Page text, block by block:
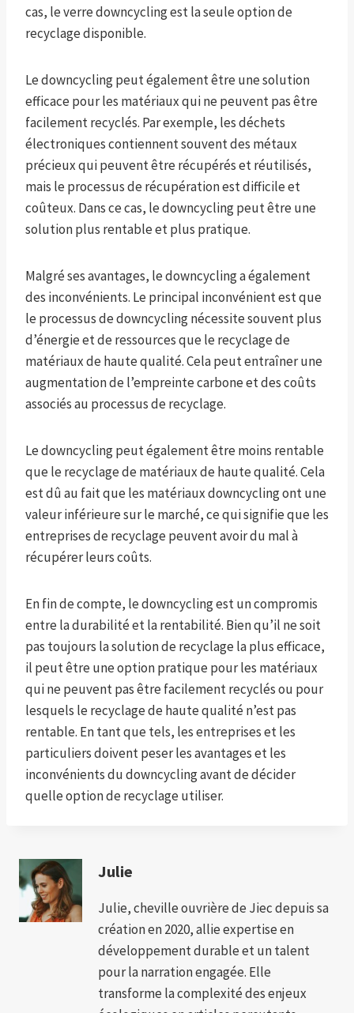
cas, le verre downcycling est la seule option de
recyclage disponible.
Le downcycling peut également être une solution
efficace pour les matériaux qui ne peuvent pas être
facilement recyclés. Par exemple, les déchets
électroniques contiennent souvent des métaux
précieux qui peuvent être récupérés et réutilisés,
mais le processus de récupération est difficile et
coûteux. Dans ce cas, le downcycling peut être une
solution plus rentable et plus pratique.
Malgré ses avantages, le downcycling a également
des inconvénients. Le principal inconvénient est que
le processus de downcycling nécessite souvent plus
d’énergie et de ressources que le recyclage de
matériaux de haute qualité. Cela peut entraîner une
augmentation de l’empreinte carbone et des coûts
associés au processus de recyclage.
Le downcycling peut également être moins rentable
que le recyclage de matériaux de haute qualité. Cela
est dû au fait que les matériaux downcycling ont une
valeur inférieure sur le marché, ce qui signifie que les
entreprises de recyclage peuvent avoir du mal à
récupérer leurs coûts.
En fin de compte, le downcycling est un compromis
entre la durabilité et la rentabilité. Bien qu’il ne soit
pas toujours la solution de recyclage la plus efficace,
il peut être une option pratique pour les matériaux
qui ne peuvent pas être facilement recyclés ou pour
lesquels le recyclage de haute qualité n’est pas
rentable. En tant que tels, les entreprises et les
particuliers doivent peser les avantages et les
inconvénients du downcycling avant de décider
quelle option de recyclage utiliser.
Julie
Julie, cheville ouvrière de Jiec depuis sa
création en 2020, allie expertise en
développement durable et un talent
pour la narration engagée. Elle
transforme la complexité des enjeux